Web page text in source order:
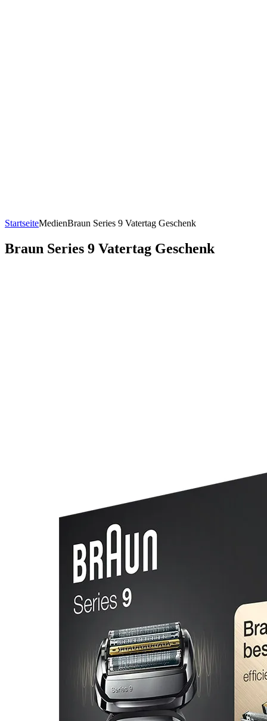
StartseiteMedienBraun Series 9 Vatertag Geschenk
Braun Series 9 Vatertag Geschenk